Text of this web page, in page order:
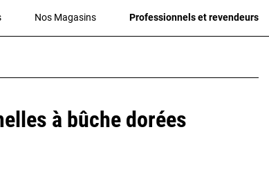
Nos Magasins Professionnels et revendeurs
à bûche dorées